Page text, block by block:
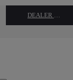
DEALER NAME